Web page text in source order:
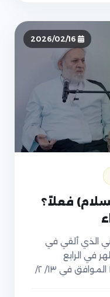
فعلاً؟
الذي ألقي في
في الرابع
والعشرين من شهر شعبان ١٤٤٧ الموافق في ١٣/ ٢/